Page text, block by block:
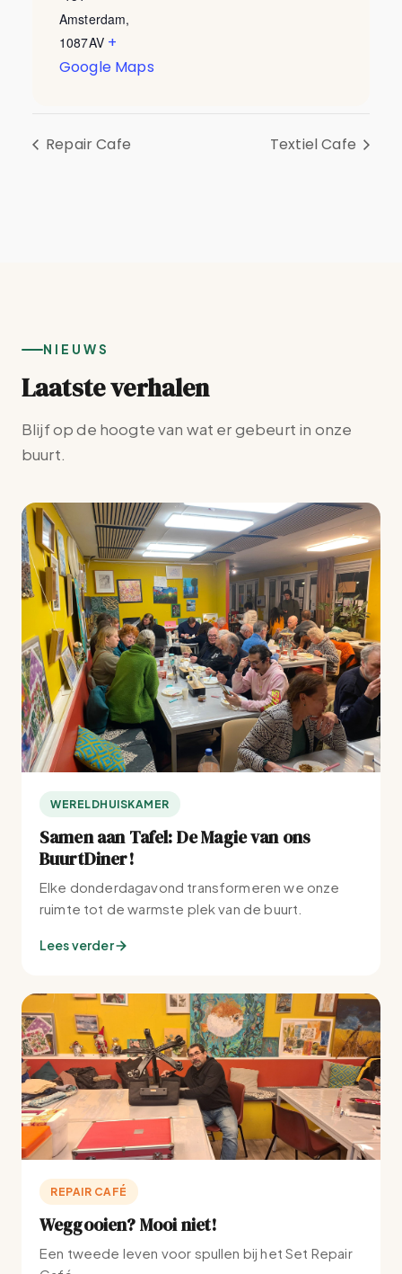
Amsterdam,
1087AV +
Google Maps
Repair Cafe Textiel Cafe
NIEUWS
Laatste verhalen
Blijf op de hoogte van wat er gebeurt in onze
buurt.
WERELDHUISKAMER
Samen aan Tafel: De Magie van ons
BuurtDiner!
Elke donderdagavond transformeren we onze
ruimte tot de warmste plek van de buurt.
Lees verder
REPAIR CAFÉ
Weggooien? Mooi niet!
Een tweede leven voor spullen bij het Set Repair